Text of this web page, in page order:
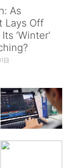
As
Lays Off
‘Winter’
日